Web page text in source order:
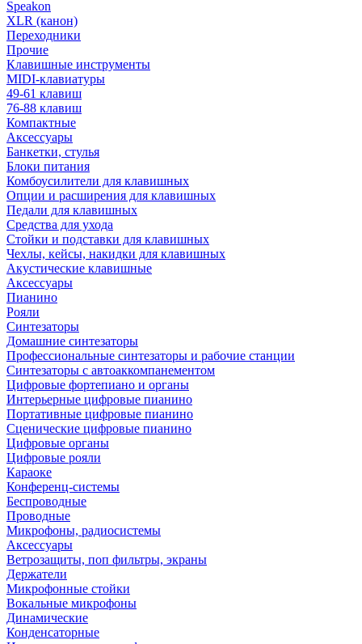
Speakon
XLR (канон)
Переходники
Прочие
Клавишные инструменты
MIDI-клавиатуры
49-61 клавиш
76-88 клавиш
Компактные
Аксессуары
Банкетки, стулья
Блоки питания
Комбоусилители для клавишных
Опции и расширения для клавишных
Педали для клавишных
Средства для ухода
Стойки и подставки для клавишных
Чехлы, кейсы, накидки для клавишных
Акустические клавишные
Аксессуары
Пианино
Рояли
Синтезаторы
Домашние синтезаторы
Профессиональные синтезаторы и рабочие станции
Синтезаторы с автоаккомпанементом
Цифровые фортепиано и органы
Интерьерные цифровые пианино
Портативные цифровые пианино
Сценические цифровые пианино
Цифровые органы
Цифровые рояли
Караоке
Конференц-системы
Беспроводные
Проводные
Микрофоны, радиосистемы
Аксессуары
Ветрозащиты, поп фильтры, экраны
Держатели
Микрофонные стойки
Вокальные микрофоны
Динамические
Конденсаторные